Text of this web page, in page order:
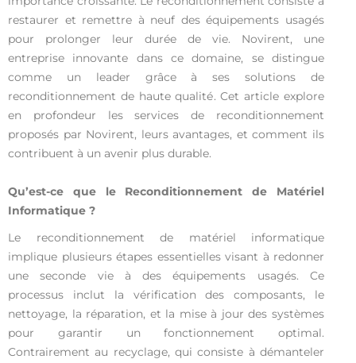
restaurer et remettre à neuf des équipements usagés
pour prolonger leur durée de vie. Novirent, une
entreprise innovante dans ce domaine, se distingue
comme un leader grâce à ses solutions de
reconditionnement de haute qualité. Cet article explore
en profondeur les services de reconditionnement
proposés par Novirent, leurs avantages, et comment ils
contribuent à un avenir plus durable.
Qu’est-ce que le Reconditionnement de Matériel
Informatique ?
Le reconditionnement de matériel informatique
implique plusieurs étapes essentielles visant à redonner
une seconde vie à des équipements usagés. Ce
processus inclut la vérification des composants, le
nettoyage, la réparation, et la mise à jour des systèmes
pour garantir un fonctionnement optimal.
Contrairement au recyclage, qui consiste à démanteler